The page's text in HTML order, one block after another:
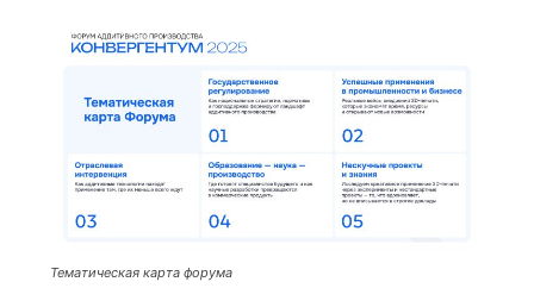
Тематическая карта форума